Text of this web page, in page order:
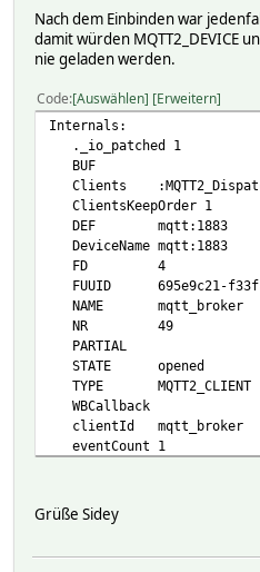
Nach dem Einbinden war
damit würden MQTT2_DEVICE
nie geladen werden.
Code Auswählen Erweitern
Internals:
._io_patched 1
BUF
Clients
ClientsKeepOrder 1
DEF mqtt:1883
DeviceName mqtt:1883
FD 4
FUUID 695e9c21-f33f-
NAME mqtt_broker
NR 49
PARTIAL
STATE opened
TYPE MQTT2_CLIENT
WBCallback
clientId mqtt_broker
eventCount 1
nrConnects 1
MatchList:
Grüße Sidey